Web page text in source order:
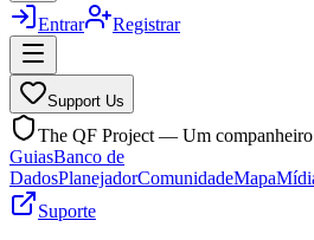
Entrar Registrar
Support Us
The QF Project — Um
GuiasBanco de
DadosPlanejadorComunidadeMapa
Suporte